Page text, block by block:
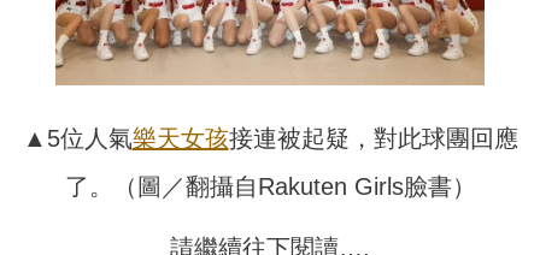
▲5位人氣樂天女孩接連被起疑，對此球團回應
了。（圖／翻攝自Rakuten Girls臉書）
請繼續往下閱讀….